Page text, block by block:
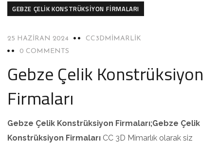
GEBZE ÇELIK KONSTRÜKSIYON FIRMALARI
25 HAZIRAN 2024
CC3DMIMARLIK
0 COMMENTS
Gebze Çelik Konstrüksiyon
Firmaları
Gebze Çelik Konstrüksiyon Firmaları;Gebze Çelik
Konstrüksiyon Firmaları CC 3D Mimarlık olarak siz